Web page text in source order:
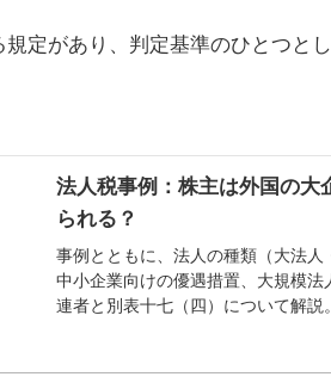
定があり、判定基準のひとつと
法人税事例：株主は外国の大
られる？
事例とともに、法人の種類（大法人
中小企業向けの優遇措置、大規模
連者と別表十七（四）について解説。